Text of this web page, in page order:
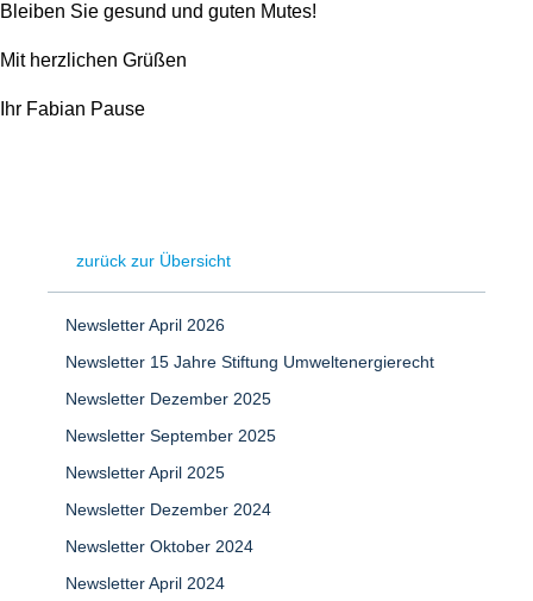
Bleiben Sie gesund und guten Mutes!
Mit herzlichen Grüßen
Ihr Fabian Pause
zurück zur Übersicht
Newsletter April 2026
Newsletter 15 Jahre Stiftung Umweltenergierecht
Newsletter Dezember 2025
Newsletter September 2025
Newsletter April 2025
Newsletter Dezember 2024
Newsletter Oktober 2024
Newsletter April 2024